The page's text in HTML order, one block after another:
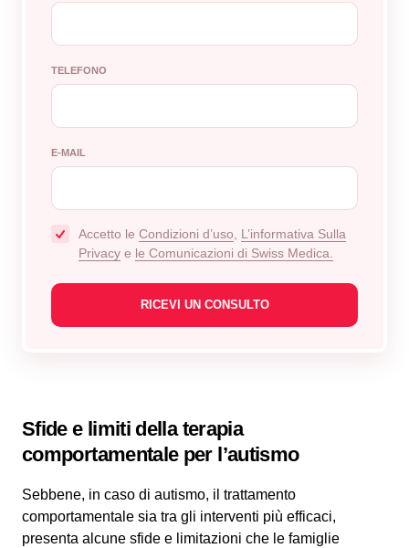
TELEFONO
E-MAIL
Accetto le Сondizioni d’uso, L’informativa Sulla
Privacy e le Comunicazioni di Swiss Medica.
Sfide e limiti della terapia
comportamentale per l’autismo
Sebbene, in caso di autismo, il trattamento
comportamentale sia tra gli interventi più efficaci,
presenta alcune sfide e limitazioni che le famiglie